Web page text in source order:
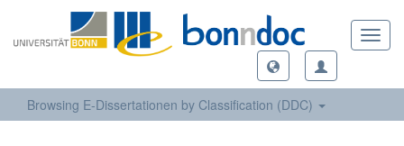
Browsing E-Dissertationen by Classification (DDC)